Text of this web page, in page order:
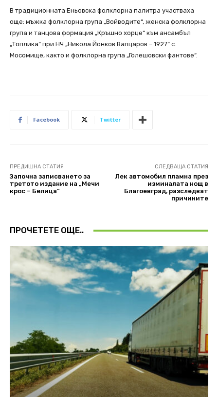
В традиционната Еньовска фолклорна палитра участваха
още: мъжка фолклорна група „Войводите“, женска фолклорна
група и танцова формация „Кръшно хорце“ към ансамбъл
„Топлика“ при НЧ „Никола Йонков Вапцаров – 1927“ с.
Мосомище, както и фолклорна група „Голешовски фантове“.
Facebook Twitter
ПРЕДИШНА СТАТИЯ
Започна записването за
третото издание на „Мечи
крос – Белица“
СЛЕДВАЩА СТАТИЯ
Лек автомобил пламна през
изминалата нощ в
Благоевград, разследват
причините
ПРОЧЕТЕТЕ ОЩЕ..